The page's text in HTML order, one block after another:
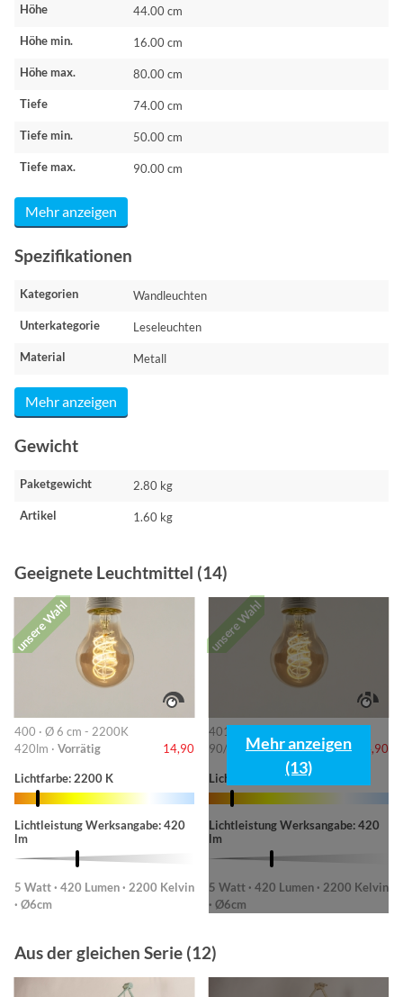
Höhe 44.00 cm
Höhe min. 16.00 cm
Höhe max. 80.00 cm
Tiefe 74.00 cm
Tiefe min. 50.00 cm
Tiefe max. 90.00 cm
Mehr anzeigen
Spezifikationen
Kategorien Wandleuchten
Unterkategorie Leseleuchten
Material Metall
Mehr anzeigen
Gewicht
Paketgewicht 2.80 kg
Artikel 1.60 kg
Geeignete Leuchtmittel (14)
unsere Wahl
400 · Ø 6 cm - 2200K
420lm · Vorrätig 14,90
Lichtfarbe: 2200 K
Lichtleistung Werksangabe: 420
lm
5 Watt · 420 Lumen · 2200 Kelvin
· Ø6cm
unsere Wahl
401 · 6cm-2200K
90/220/420lm ·Vorrätig 14,90
Lichtfarbe: 2200 K
Lichtleistung Werksangabe: 420
lm
5 Watt · 420 Lumen · 2200 Kelvin
· Ø6cm
Mehr anzeigen
(13)
Aus der gleichen Serie (12)